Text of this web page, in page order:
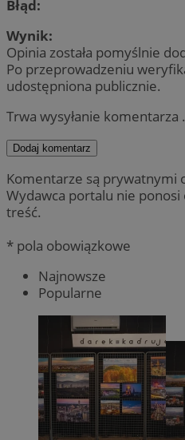
Błąd:
Wynik:
Opinia została pomyślnie
Po przeprowadzeniu
udostępniona publicznie.
Trwa wysyłanie komentarza
Dodaj komentarz
Komentarze są prywatnymi
Wydawca portalu nie ponosi
treść.
* pola obowiązkowe
Najnowsze
Popularne